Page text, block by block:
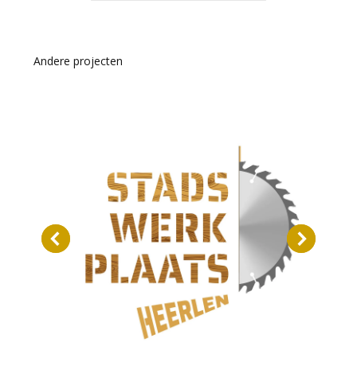
Andere projecten